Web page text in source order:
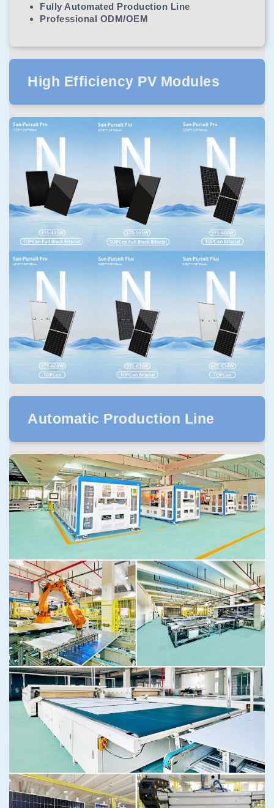
Fully Automated Production Line
Professional ODM/OEM
High Efficiency PV Modules
Automatic Production Line